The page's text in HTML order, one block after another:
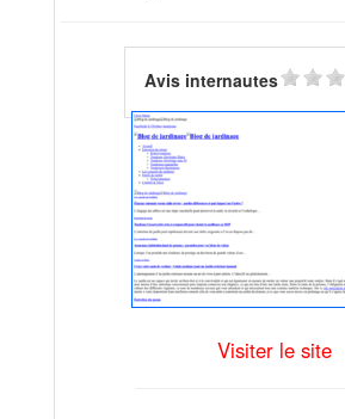
Avis internautes
Visiter le site